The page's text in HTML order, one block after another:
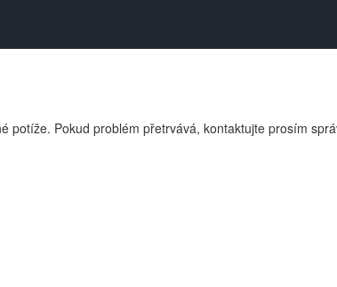
potíže. Pokud problém přetrvává, kontaktujte prosím